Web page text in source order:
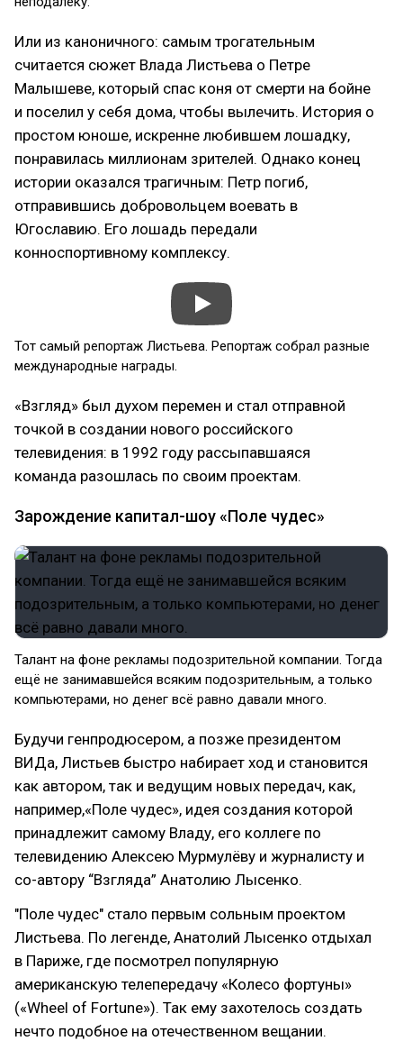
Или из каноничного: самым трогательным
считается сюжет Влада Листьева о Петре
Малышеве, который спас коня от смерти на бойне
и поселил у себя дома, чтобы вылечить. История о
простом юноше, искренне любившем лошадку,
понравилась миллионам зрителей. Однако конец
истории оказался трагичным: Петр погиб,
отправившись добровольцем воевать в
Югославию. Его лошадь передали
конноспортивному комплексу.
Тот самый репортаж Листьева. Репортаж собрал разные
международные награды.
«Взгляд» был духом перемен и стал отправной
точкой в создании нового российского
телевидения: в 1992 году рассыпавшаяся
команда разошлась по своим проектам.
Зарождение капитал-шоу «Поле чудес»
Талант на фоне рекламы подозрительной компании. Тогда
ещё не занимавшейся всяким подозрительным, а только
компьютерами, но денег всё равно давали много.
Будучи генпродюсером, а позже президентом
ВИДа, Листьев быстро набирает ход и становится
как автором, так и ведущим новых передач, как,
например,«Поле чудес», идея создания которой
принадлежит самому Владу, его коллеге по
телевидению Алексею Мурмулёву и журналисту и
со-автору “Взгляда” Анатолию Лысенко.
"Поле чудес" стало первым сольным проектом
Листьева. По легенде, Анатолий Лысенко отдыхал
в Париже, где посмотрел популярную
американскую телепередачу «Колесо фортуны»
(«Wheel of Fortune»). Так ему захотелось создать
нечто подобное на отечественном вещании.